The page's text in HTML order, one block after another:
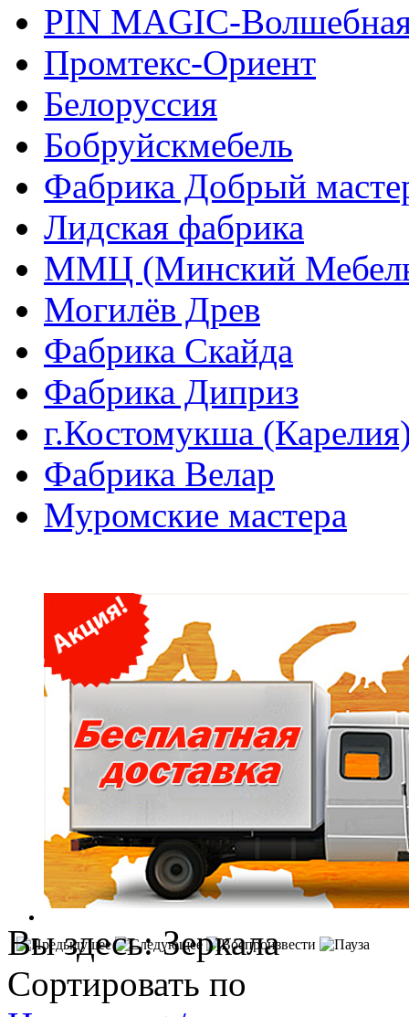
PIN MAGIС-
Промтекс-Ориент
Белоруссия
Бобруйскмебель
Фабрика Добрый
Лидская фабрика
ММЦ (Минский
Могилёв Древ
Фабрика Скайда
Фабрика Диприз
г.Костомукша
Фабрика Велар
Муромские мастера
Вы здесь:Зеркала
Сортировать по